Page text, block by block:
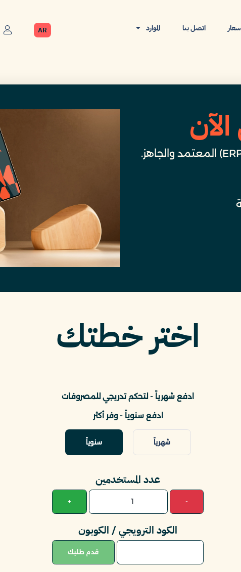
اتصل بنا الموارد AR
اختر خطتك
ادفع شهرياً - لتحكم تدريجي للمصروفات
ادفع سنوياً - وفر أكثر
شهرياً سنوياً
عدد المستخدمين
-
+
الكود الترويجي / الكوبون
قدم طلبك